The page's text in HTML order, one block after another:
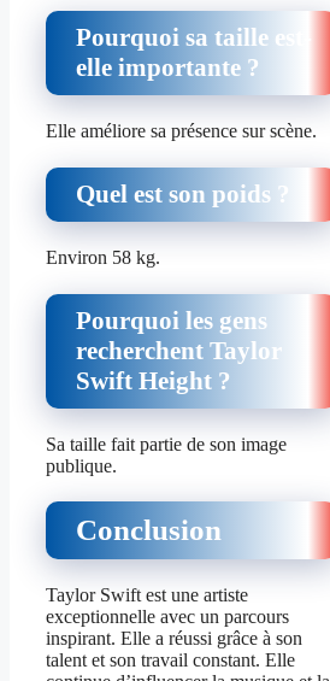
Pourquoi sa taille est-
elle importante ?
Elle améliore sa présence sur scène.
Quel est son poids ?
Environ 58 kg.
Pourquoi les gens
recherchent Taylor
Swift Height ?
Sa taille fait partie de son image
publique.
Conclusion
Taylor Swift est une artiste
exceptionnelle avec un parcours
inspirant. Elle a réussi grâce à son
talent et son travail constant. Elle